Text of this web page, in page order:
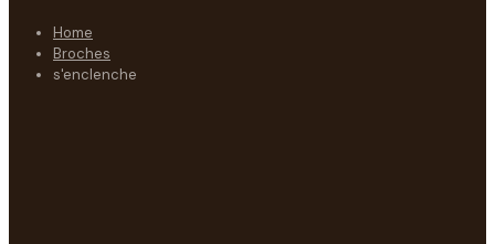
Home
Broches
s'enclenche